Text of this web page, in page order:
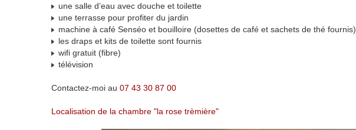
une salle d’eau avec douche et toilette
une terrasse pour profiter du jardin
machine à café Senséo et bouilloire (dosettes de café et sachets de thé fournis)
les draps et kits de toilette sont fournis
wifi gratuit (fibre)
télévision
Contactez-moi au 07 43 30 87 00
Localisation de la chambre "la rose trèmière"